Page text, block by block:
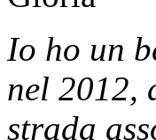
Io ho un
nel 2012,
strada